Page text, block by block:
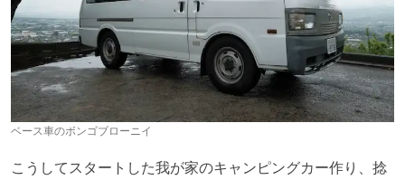
ベース車のボンゴブローニイ
こうしてスタートした我が家のキャンピングカー作り、捻